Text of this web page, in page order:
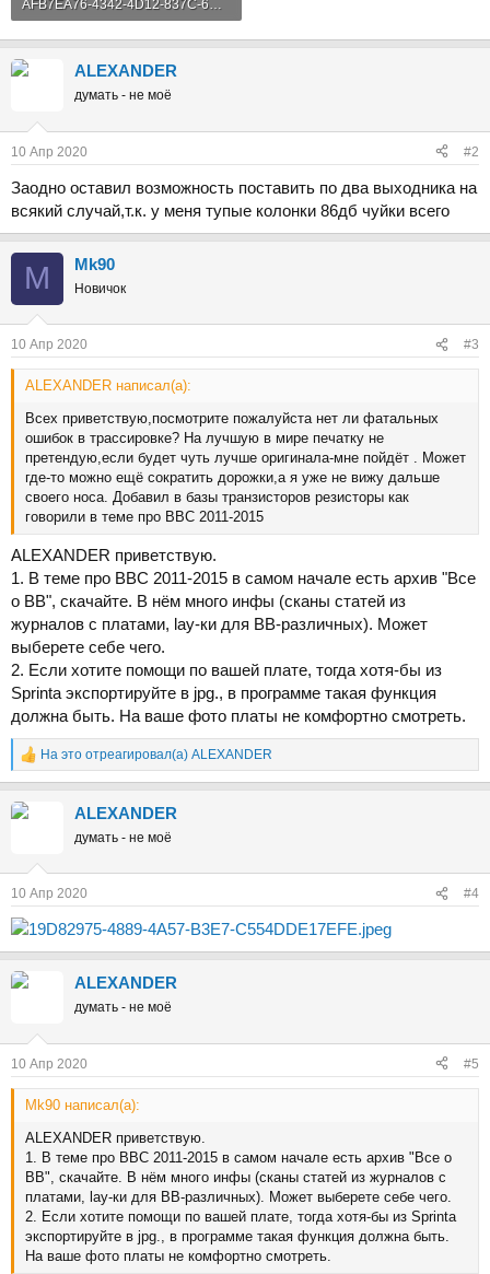
891.6 KB · Просмотры: 158
ALEXANDER
думать - не моё
10 Апр 2020 #2
Заодно оставил возможность поставить по два выходника на
всякий случай,т.к. у меня тупые колонки 86дб чуйки всего
M Mk90
Новичок
10 Апр 2020 #3
ALEXANDER написал(а):
Всех приветствую,посмотрите пожалуйста нет ли фатальных
ошибок в трассировке? На лучшую в мире печатку не
претендую,если будет чуть лучше оригинала-мне пойдёт . Может
где-то можно ещё сократить дорожки,а я уже не вижу дальше
своего носа. Добавил в базы транзисторов резисторы как
говорили в теме про ВВС 2011-2015
ALEXANDER приветствую.
1. В теме про ВВС 2011-2015 в самом начале есть архив "Все
о ВВ", скачайте. В нём много инфы (сканы статей из
журналов с платами, lay-ки для ВВ-различных). Может
выберете себе чего.
2. Если хотите помощи по вашей плате, тогда хотя-бы из
Sprintа экспортируйте в jpg., в программе такая функция
должна быть. На ваше фото платы не комфортно смотреть.
Р
е
к
На это отреагировал(а) ALEXANDER
ALEXANDER
думать - не моё
10 Апр 2020 #4
ALEXANDER
думать - не моё
10 Апр 2020 #5
Mk90 написал(а):
ALEXANDER приветствую.
1. В теме про ВВС 2011-2015 в самом начале есть архив "Все о
ВВ", скачайте. В нём много инфы (сканы статей из журналов с
платами, lay-ки для ВВ-различных). Может выберете себе чего.
2. Если хотите помощи по вашей плате, тогда хотя-бы из Sprintа
экспортируйте в jpg., в программе такая функция должна быть.
На ваше фото платы не комфортно смотреть.